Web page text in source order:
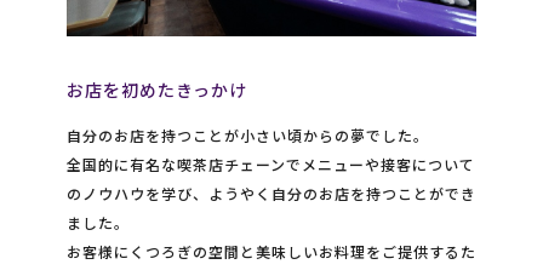
お店を初めたきっかけ
自分のお店を持つことが小さい頃からの夢でした。
全国的に有名な喫茶店チェーンでメニューや接客について
のノウハウを学び、ようやく自分のお店を持つことができ
ました。
お客様にくつろぎの空間と美味しいお料理をご提供するた